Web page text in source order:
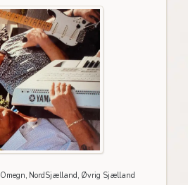
NordSjælland, Øvrig Sjælland